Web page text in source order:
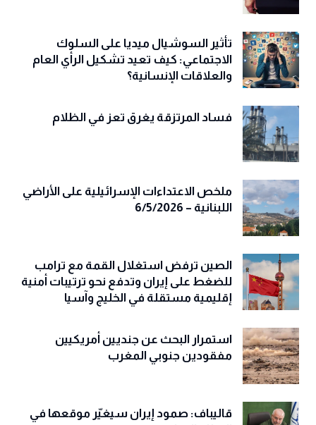
تأثير السوشيال ميديا على السلوك
الاجتماعي: كيف تعيد تشكيل الرأي العام
والعلاقات الإنسانية؟
فساد المرتزقة يغرق تعز في الظلام
ملخص الاعتداءات الإسرائيلية على الأراضي
اللبنانية – 6/5/2026
الصين ترفض استغلال القمة مع ترامب
للضغط على إيران وتدفع نحو ترتيبات أمنية
إقليمية مستقلة في الخليج وآسيا
استمرار البحث عن جنديين أمريكيين
مفقودين جنوبي المغرب
قاليباف: صمود إيران سيغيّر موقعها في